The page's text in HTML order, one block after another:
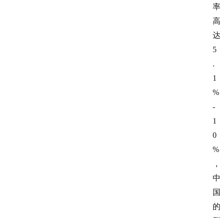
率
高
达
5
.
1
%
-
1
0
%
，
中
国
的